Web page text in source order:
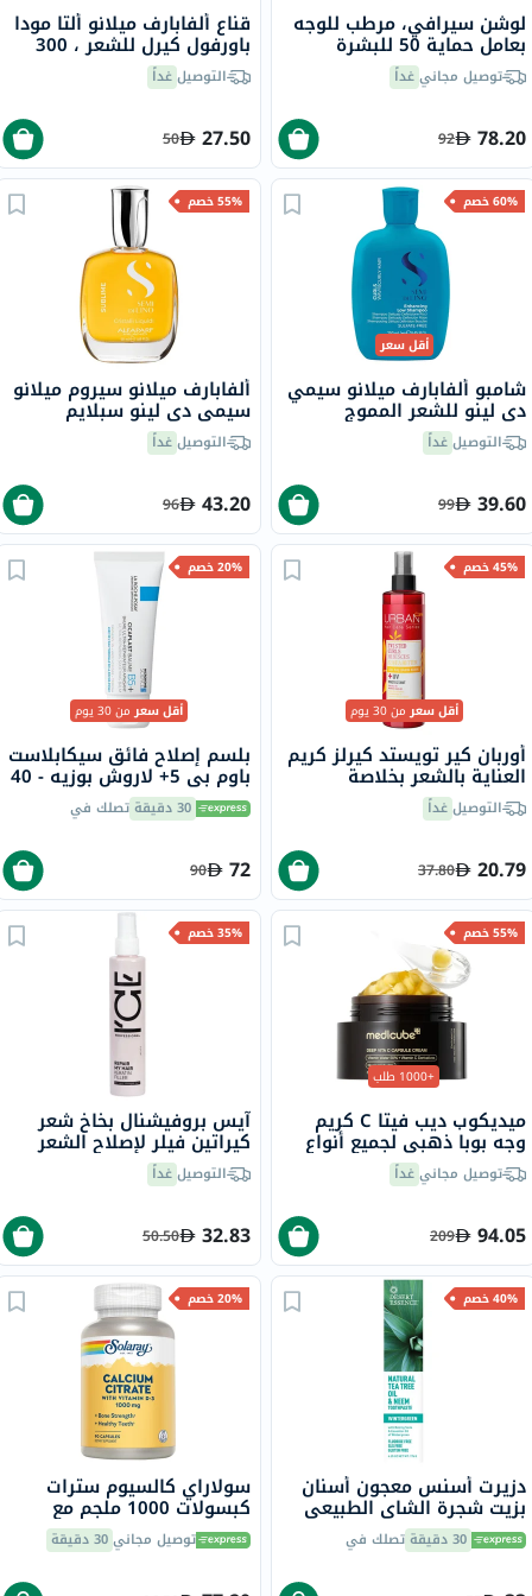
لوشن سيرافي، مرطب للوجه
بعامل حماية 50 للبشرة
العادية إلى الجافة، 52 مل
توصيل مجانيغداً
78.20
92
قناع ألفابارف ميلانو ألتا مودا
باورفول كيرل للشعر ، 300
جرامالتوصيلغداً
27.50
50
60% خصم
أقل سعر
شامبو ألفابارف ميلانو سيمي
دي لينو للشعر المموج
والمجعد ، 250 مل
التوصيلغداً
39.60
99
55% خصم
ألفابارف ميلانو سيروم ميلانو
سيمي دي لينو سبلايم
كريستالي ليكيدي للشعر مع
حماية حرارية 50 مل
التوصيلغداً
43.20
96
45% خصم
أقل سعرمن 30 يوم
أوربان كير تويستد كيرلز كريم
العناية بالشعر بخلاصة
الكركديه وزبدة الشيا، واقي
من الأشعة فوق البنفسجية،
التوصيلغداً
20.79
37.80
20% خصم
أقل سعرمن 30 يوم
بلسم إصلاح فائق سيكابلاست
باوم بي 5+ لاروش بوزيه - 40
مل 30 دقيقة تصلك في
72
90
55% خصم
+1000 طلب
ميديكوب ديب فيتا C كريم
وجه بوبا ذهبي لجميع أنواع
البشرة 55 جرام
توصيل مجانيغداً
94.05
209
35% خصم
آيس بروفيشنال بخاخ شعر
كيراتين فيلر لإصلاح الشعر
100 ملالتوصيلغداً
32.83
50.50
40% خصم
دزيرت أسنس معجون أسنان
بزيت شجرة الشاي الطبيعي
وزيت النيم وينترغرين 6.25
أونصة 176 جرام30 دقيقة تصلك في
20% خصم
سولاراي كالسيوم سترات
كبسولات 1000 ملجم مع
فيتامين D3 حزمه من 90توصيل مجاني30 دقيقة